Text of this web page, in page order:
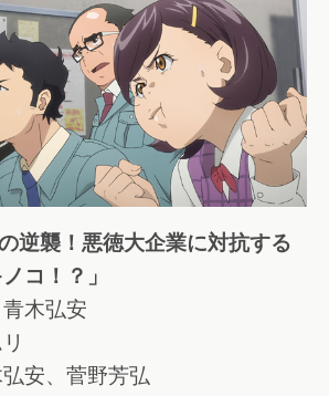
逆襲！悪徳大企業に対抗する
コ！？」
木弘安
安、菅野芳弘